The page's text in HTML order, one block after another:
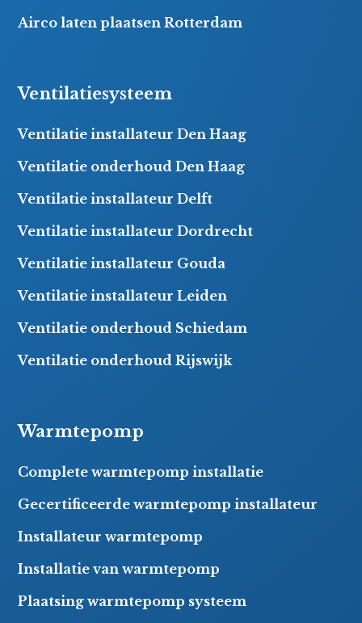
Airco laten plaatsen Rotterdam
Ventilatiesysteem
Ventilatie installateur Den Haag
Ventilatie onderhoud Den Haag
Ventilatie installateur Delft
Ventilatie installateur Dordrecht
Ventilatie installateur Gouda
Ventilatie installateur Leiden
Ventilatie onderhoud Schiedam
Ventilatie onderhoud Rijswijk
Warmtepomp
Complete warmtepomp installatie
Gecertificeerde warmtepomp installateur
Installateur warmtepomp
Installatie van warmtepomp
Plaatsing warmtepomp systeem